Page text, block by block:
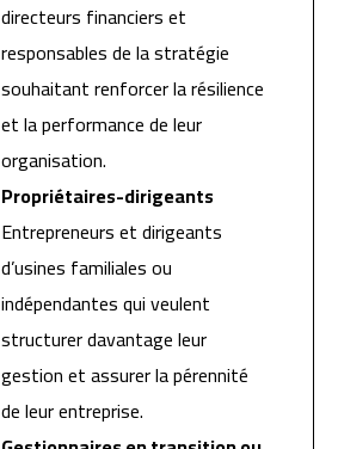
directeurs financiers et
responsables de la stratégie
souhaitant renforcer la résilience
et la performance de leur
organisation.
Propriétaires-dirigeants
Entrepreneurs et dirigeants
d’usines familiales ou
indépendantes qui veulent
structurer davantage leur
gestion et assurer la pérennité
de leur entreprise.